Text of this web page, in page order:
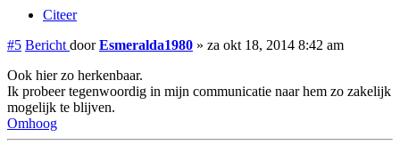
Citeer
#5 Bericht doorEsmeralda1980 » za okt 18, 2014 8:42 am
Ook hier zo herkenbaar.
Ik probeer tegenwoordig in mijn communicatie naar hem zo zakelijk
mogelijk te blijven.
Omhoog